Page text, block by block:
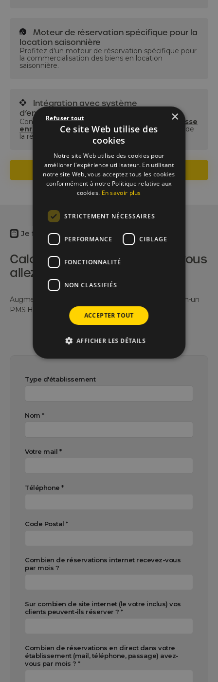
Moteur de réservation spécifique pour la
location saisonnière
Profitez d'un moteur de réservation spécifique pour
la commercialisation des biens en location
saisonnière.
Intégration avec système
d’encaissement
Connectez le PMS Hôtel à votre système de caisse
enregistreuse pour une transition transparente de
la réservation à la facturation.
Je veux un devis
Je fais le calcul
Calculez les économies que vous
allez réaliser.
Augmentez en productivité avec notre solution tout-en-un
PMS Hôtel.
Type d'établissement
Nom *
Votre mail *
Téléphone *
Code Postal *
Combien de réservations internet recevez-vous
par mois ?
Sur combien de site internet (le votre inclus) vos
clients peuvent-ils réserver ? *
Combien de réservations en direct dans votre
établissement (mail, téléphone, passage) avez-
vous par mois ? *
×
Ce site Web utilise des
cookies
Notre site Web utilise des cookies pour
améliorer l'expérience utilisateur. En utilisant
notre site Web, vous acceptez tous les cookies
conformément à notre Politique relative aux
cookies. En savoir plus
STRICTEMENT NÉCESSAIRES
PERFORMANCE CIBLAGE
FONCTIONNALITÉ
NON CLASSIFIÉS
ACCEPTER TOUT
Refuser tout
AFFICHER LES DÉTAILS